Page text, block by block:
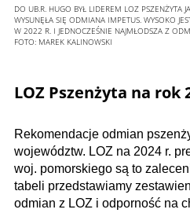
DO UB.R. HUGO BYŁ LIDEREM LOZ PSZENŻYTA
WYSUNĘŁA SIĘ ODMIANA IMPETUS. WYSOKO
W 2022 R. I JEDNOCZEŚNIE NAJMŁODSZA Z
FOTO: MAREK KALINOWSKI
LOZ Pszenżyta na rok
Rekomendacje odmian
województw. LOZ na 2024 r.
woj. pomorskiego są to
tabeli przedstawiamy
odmian z LOZ i odporność na